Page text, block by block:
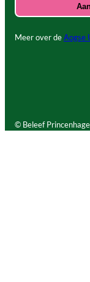
Meer over deAogse
© Beleef Princenhage